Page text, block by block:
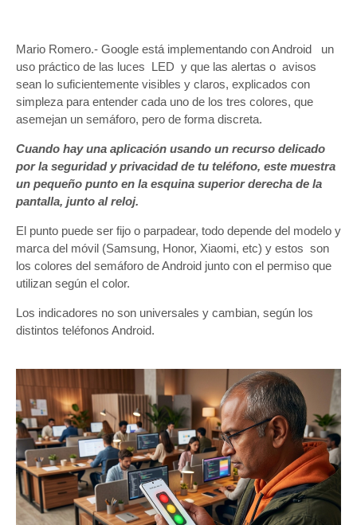
Mario Romero.- Google está implementando con Android un
uso práctico de las luces LED y que las alertas o avisos
sean lo suficientemente visibles y claros, explicados con
simpleza para entender cada uno de los tres colores, que
asemejan un semáforo, pero de forma discreta.
Cuando hay una aplicación usando un recurso delicado
por la seguridad y privacidad de tu teléfono, este muestra
un pequeño punto en la esquina superior derecha de la
pantalla, junto al reloj.
El punto puede ser fijo o parpadear, todo depende del modelo y
marca del móvil (Samsung, Honor, Xiaomi, etc) y estos son
los colores del semáforo de Android junto con el permiso que
utilizan según el color.
Los indicadores no son universales y cambian, según los
distintos teléfonos Android.